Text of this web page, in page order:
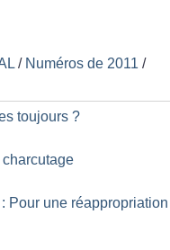
/ Numéros de 2011 /
toujours ?
Pour une réappropriation